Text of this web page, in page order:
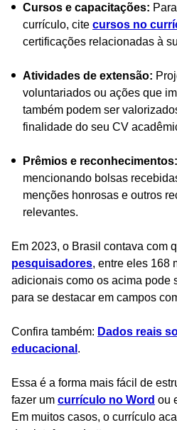
Cursos e capacitações:
currículo, cite cursos no
certificações relacionadas à
Atividades de extensão:
voluntariados ou ações que
também podem ser
finalidade do seu CV
Prêmios e reconhecimentos:
mencionando bolsas
menções honrosas e outros
relevantes.
Em 2023, o Brasil contava com
pesquisadores, entre eles 168
adicionais como os acima pode
para se destacar em campos
Confira também: Dados reais
educacional .
Essa é a forma mais fácil de
fazer um currículo no Word ou
Em muitos casos, o currículo